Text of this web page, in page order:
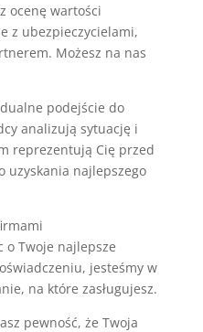
ocenę wartości
z ubezpieczycielami,
Możesz na nas
podejście do
analizują sytuację i
reprezentują Cię przed
uzyskania najlepszego
o Twoje najlepsze
jesteśmy w
na które zasługujesz.
pewność, że Twoja